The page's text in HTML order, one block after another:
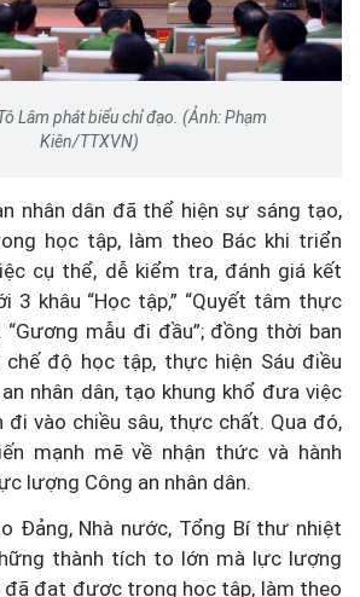
Lâm phát biểu chỉ đạo. (Ảnh: Phạm
Kiên/TTXVN)
nhân dân đã thể hiện sự sáng tạo,
học tập, làm theo Bác khi triển
cụ thể, dễ kiểm tra, đánh giá kết
3 khâu “Học tập,” “Quyết tâm thực
“Gương mẫu đi đầu”; đồng thời ban
chế độ học tập, thực hiện Sáu điều
nhân dân, tạo khung khổ đưa việc
đi vào chiều sâu, thực chất. Qua đó,
mạnh mẽ về nhận thức và hành
lượng Công an nhân dân.
Đảng, Nhà nước, Tổng Bí thư nhiệt
thành tích to lớn mà lực lượng
đã đạt được trong học tập, làm theo